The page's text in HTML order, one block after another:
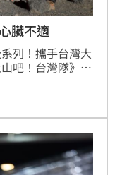
臟不適
列！攜手台灣大
吧！台灣隊》，
）領軍，並集結
、非三大洲的極
馬札羅山、瑞士
稜線，見證屬於